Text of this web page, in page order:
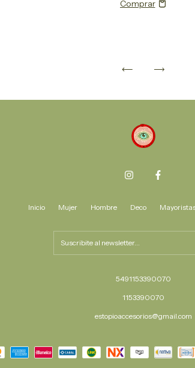
Inicio Mujer Hombre Deco
5491153390070
1153390070
estopioaccesorios@gmail.com